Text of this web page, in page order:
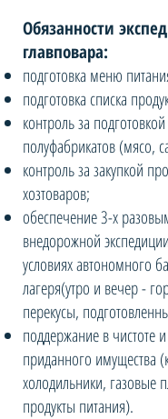
Обязанности
главповара:
подготовка меню
подготовка списка
контроль за
полуфабрикатов (мясо,
контроль за закупкой
хозтоваров;
обеспечение 3-х
внедорожной
условиях автономного
лагеря(утро и вечер -
перекусы,
поддержание в чистоте
приданного имущества
холодильники, газовые
продукты питания).